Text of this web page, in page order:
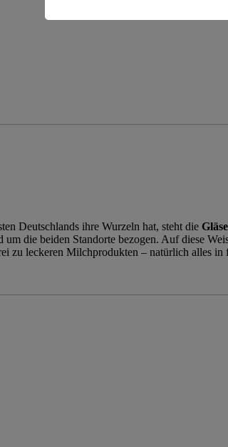
Deutschlands ihre Wurzeln hat, steht die
die beiden Standorte bezogen. Auf diese
zu leckeren Milchprodukten – natürlich alles in